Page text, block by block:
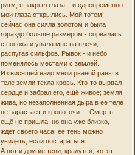
ритм, я закрыл глаза... и одновременно
мои глаза открылись. Мой тотем -
сейчас она сияла золотом и была
гораздо больше размером - сорвалась
с посоха и упала мне на плечи,
распугав сильфов. Рывок - и небо
поменялось местами с землёй.
Из висящей надо мной рваной раны в
теле земли текла кровь. Кто-то вырвал
сердце и забрал его, ещё живое; земля
жива, но незаполненная дыра в её теле
не зарастает и кровоточит... Смерть
ещё не пришла, но она уже близко,
ждёт своего часа; её тень можно
увидеть, если постараться.
А вот и другие тени, крадутся, хотят